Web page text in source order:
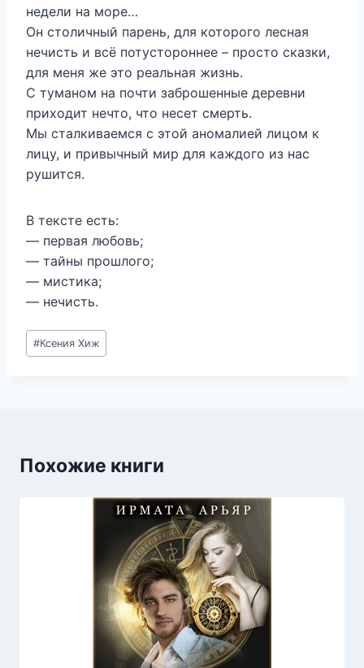
недели на море…
Он столичный парень, для которого лесная
нечисть и всё потустороннее – просто сказки,
для меня же это реальная жизнь.
С туманом на почти заброшенные деревни
приходит нечто, что несет смерть.
Мы сталкиваемся с этой аномалией лицом к
лицу, и привычный мир для каждого из нас
рушится.
В тексте есть:
— первая любовь;
— тайны прошлого;
— мистика;
— нечисть.
Метки
записи:
#Ксения Хиж
Похожие книги